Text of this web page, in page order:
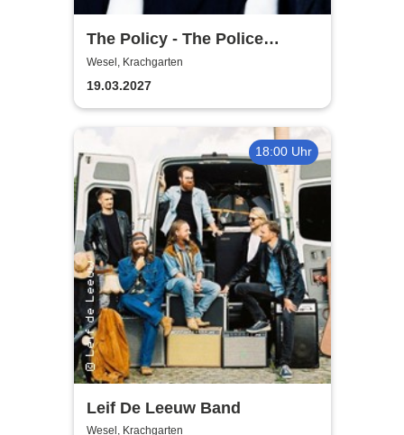
The Policy - The Police
Tribute Band
Wesel, Krachgarten
19.03.2027
18:00 Uhr
Leif De Leeuw Band
Wesel, Krachgarten